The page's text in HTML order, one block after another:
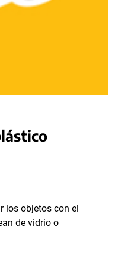
los objetos con el
de vidrio o